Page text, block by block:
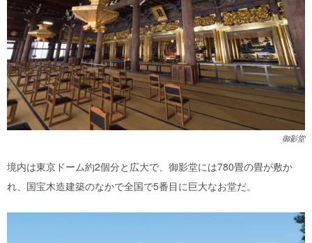
御影堂
境内は東京ドーム約2個分と広大で、御影堂には780畳の畳が敷か
れ、国宝木造建築のなかで全国で5番目に巨大なお堂だ。